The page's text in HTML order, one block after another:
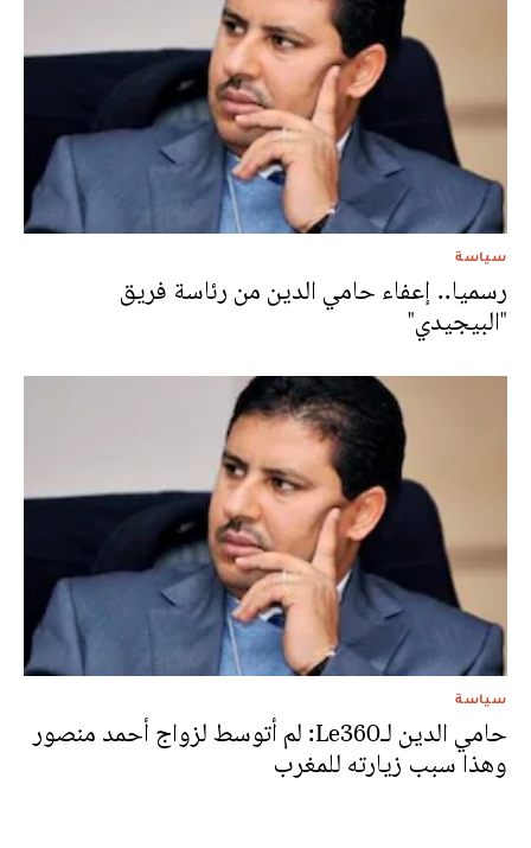
سياسة
رسميا.. إعفاء حامي الدين من رئاسة فريق
"البيجيدي"
سياسة
حامي الدين لـLe360: لم أتوسط لزواج أحمد منصور
وهذا سبب زيارته للمغرب